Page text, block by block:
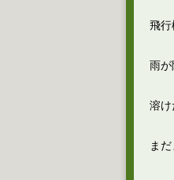
飛行
雨が
溶け
ま